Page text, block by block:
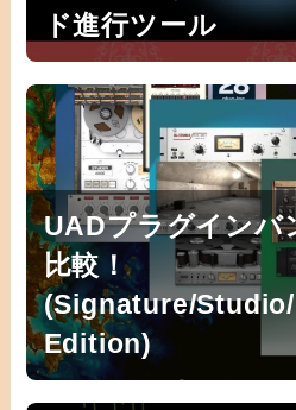
ド進行ツール
UADプラグインバ
比較！
(Signature/
Edition)